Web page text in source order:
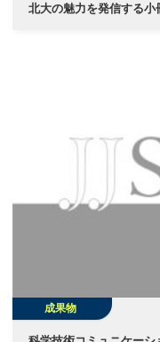
北大の魅力を発信する小
成果物